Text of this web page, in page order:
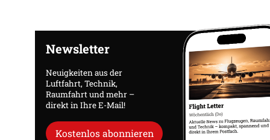
Newsletter
Neuigkeiten aus der
Luftfahrt, Technik,
Raumfahrt und mehr –
direkt in Ihre E-Mail!
Kostenlos abonnieren